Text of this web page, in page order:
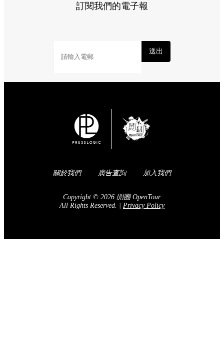
訂閱我們的電子報
送出
關於我們 廣告查詢 加入我們
Copyright © 2026 開團 OpenTour.
All Rights Reserved.
Privacy Policy